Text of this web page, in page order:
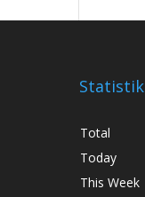
Statistik
Total
Today
This Week